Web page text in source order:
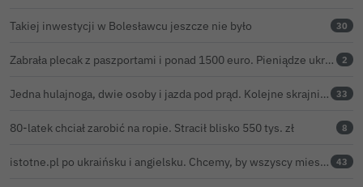
Takiej inwestycji w Bolesławcu jeszcze nie było 30
Zabrała plecak z paszportami i ponad 1500 euro. Pieniądze ukryła w zaskakującym miejscu 2
Jedna hulajnoga, dwie osoby i jazda pod prąd. Kolejne skrajnie nieodpowiedzialne zachowanie na ulicach Bolesławca 33
80-latek chciał zarobić na ropie. Stracił blisko 550 tys. zł 8
istotne.pl po ukraińsku i angielsku. Chcemy, by wszyscy mieszkańcy żyli sprawami Bolesławca 43